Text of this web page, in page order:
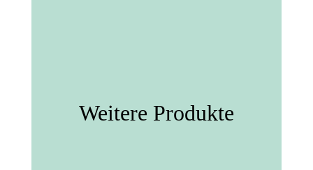
Weitere Produkte